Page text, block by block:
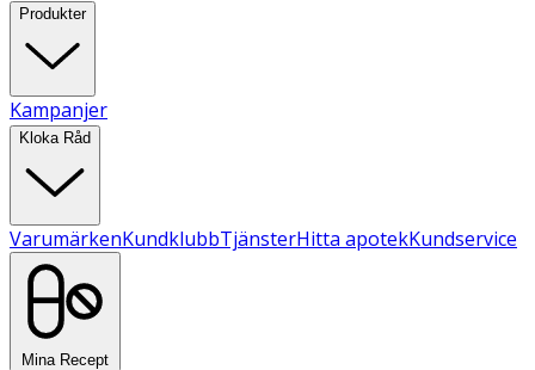
Produkter
Kampanjer
Kloka Råd
VarumärkenKundklubbTjänsterHitta apotekKundservice
Mina Recept